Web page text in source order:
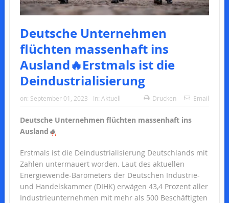
Deutsche Unternehmen
flüchten massenhaft ins
Ausland🔥Erstmals ist die
Deindustrialisierung
on: September 01, 2023 In: Aktuell Drucken Email
Deutsche Unternehmen flüchten massenhaft ins
Ausland 🔥
Erstmals ist die Deindustrialisierung Deutschlands mit
Zahlen untermauert worden. Laut des aktuellen
Energiewende-Barometers der Deutschen Industrie-
und Handelskammer (DIHK) erwägen 43,4 Prozent aller
Industrieunternehmen mit mehr als 500 Beschäftigten